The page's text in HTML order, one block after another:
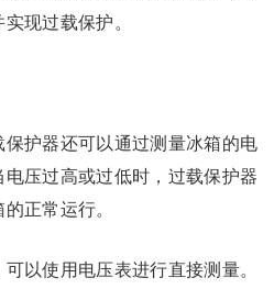
现过载保护。
护器还可以通过测量冰箱的电
压过高或过低时，过载保护器
正常运行。
以使用电压表进行直接测量。